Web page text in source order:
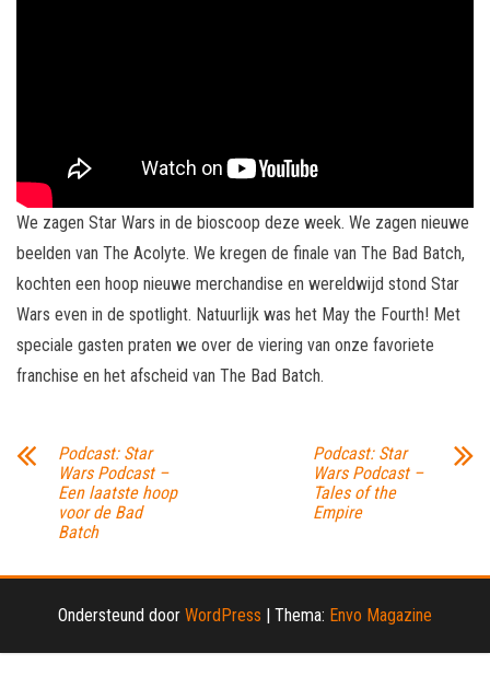
We zagen Star Wars in de bioscoop deze week. We zagen nieuwe
beelden van The Acolyte. We kregen de finale van The Bad Batch,
kochten een hoop nieuwe merchandise en wereldwijd stond Star
Wars even in de spotlight. Natuurlijk was het May the Fourth! Met
speciale gasten praten we over de viering van onze favoriete
franchise en het afscheid van The Bad Batch.
Podcast: Star
Wars Podcast –
Een laatste hoop
voor de Bad
Batch
Podcast: Star
Wars Podcast –
Tales of the
Empire
Ondersteund door WordPress | Thema: Envo Magazine